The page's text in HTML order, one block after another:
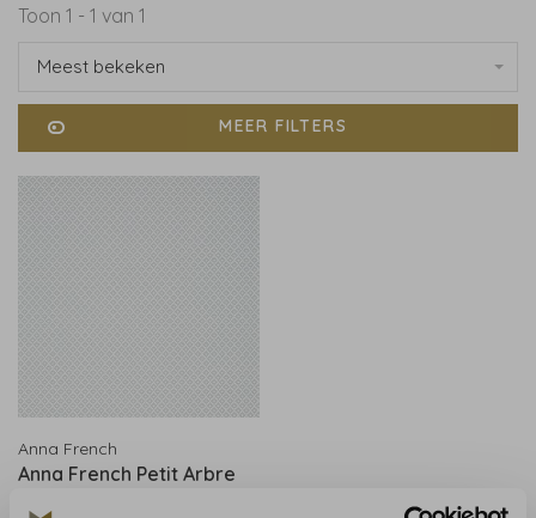
Toon 1 - 1 van 1
Meest bekeken
MEER FILTERS
Anna French
Anna French Petit Arbre